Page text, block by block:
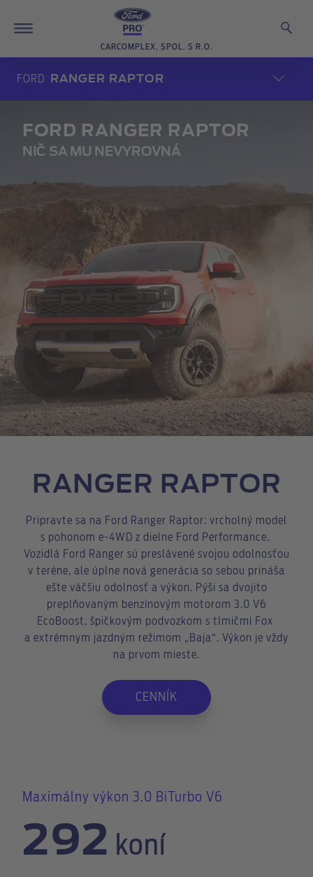
CARCOMPLEX, SPOL. S R.O.
FORD RANGER RAPTOR
FORD RANGER RAPTOR
NIČ SA MU NEVYROVNÁ
RANGER RAPTOR
Pripravte sa na Ford Ranger Raptor: vrcholný model
s pohonom e-4WD z dielne Ford Performance.
Vozidlá Ford Ranger sú preslávené svojou odolnosťou
v teréne, ale úplne nová generácia so sebou prináša
ešte väčšiu odolnosť a výkon. Pýši sa dvojito
preplňovaným benzínovým motorom 3.0 V6
EcoBoost, špičkovým podvozkom s tlmičmi Fox
a extrémnym jazdným režimom „Baja“. Výkon je vždy
na prvom mieste.
CENNÍK
Maximálny výkon 3.0 BiTurbo V6
292 koní